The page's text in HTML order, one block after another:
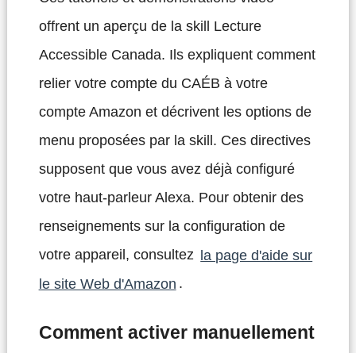
offrent un aperçu de la skill Lecture
Accessible Canada. Ils expliquent comment
relier votre compte du CAÉB à votre
compte Amazon et décrivent les options de
menu proposées par la skill. Ces directives
supposent que vous avez déjà configuré
votre haut-parleur Alexa. Pour obtenir des
renseignements sur la configuration de
votre appareil, consultez la page d'aide sur
le site Web d'Amazon .
Comment activer manuellement